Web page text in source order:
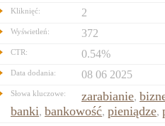
Kliknięć: 2
Wyświetleń: 372
CTR: 0.54%
Data dodania: 08 06 2025
Słowa kluczowe: zarabianie,
banki, bankowość, pieniądze,